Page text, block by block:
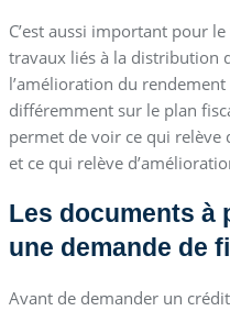
C’est aussi important pour
travaux liés à la distribution
l’amélioration du
différemment sur le plan
permet de voir ce qui relève
et ce qui relève
Les documents à
une demande de
Avant de demander un